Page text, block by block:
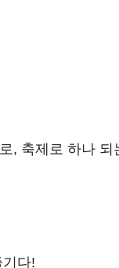
, 축제로 하나 되
다!